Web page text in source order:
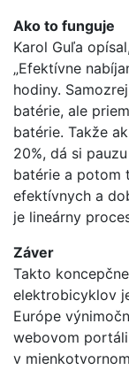
Ako to funguje
Karol Guľa
„Efektívne
hodiny.
batérie, ale
batérie. Takže
20%, dá si
batérie a potom
efektívnych a
je lineárny
Záver
Takto
elektrobicyklov
Európe
webovom
v